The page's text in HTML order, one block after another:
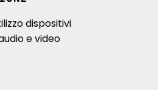
dispositivi
e video